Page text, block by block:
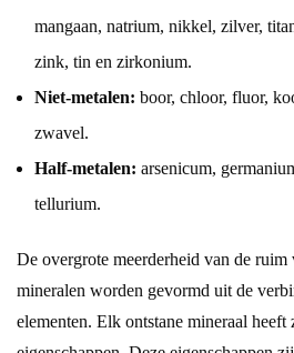
mangaan, natrium, nikkel, zilver,
zink, tin en zirkonium.
Niet-metalen: boor, chloor, fluor,
zwavel.
Half-metalen: arsenicum,
tellurium.
De overgrote meerderheid van de ruim
mineralen worden gevormd uit de
elementen. Elk ontstane mineraal heeft